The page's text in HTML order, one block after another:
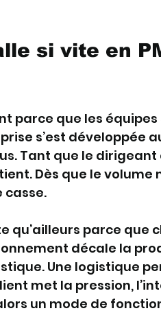
si vite en
parce que les équipes
s’est développée
Tant que le
Dès que le volume
casse.
qu’ailleurs parce que
décale la
Une logistique
met la pression,
un mode de